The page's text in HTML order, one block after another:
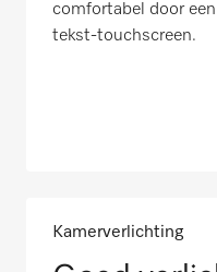
comfortabel door
tekst-touchscreen.
Kamerverlichting